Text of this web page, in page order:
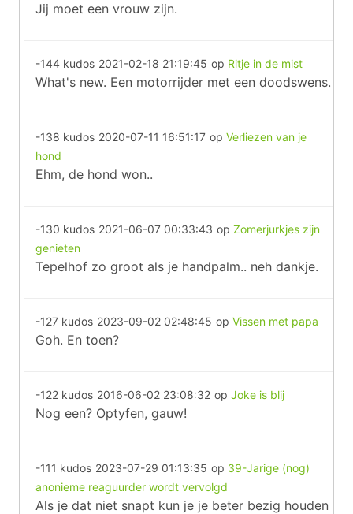
Jij moet een vrouw zijn.
-144 kudos 2021-02-18 21:19:45 op Ritje in de mist
What's new. Een motorrijder met een doodswens.
-138 kudos 2020-07-11 16:51:17 op Verliezen van je
hond
Ehm, de hond won..
-130 kudos 2021-06-07 00:33:43 op Zomerjurkjes zijn
genieten
Tepelhof zo groot als je handpalm.. neh dankje.
-127 kudos 2023-09-02 02:48:45 op Vissen met papa
Goh. En toen?
-122 kudos 2016-06-02 23:08:32 op Joke is blij
Nog een? Optyfen, gauw!
-111 kudos 2023-07-29 01:13:35 op 39-Jarige (nog)
anonieme reaguurder wordt vervolgd
Als je dat niet snapt kun je je beter bezig houden